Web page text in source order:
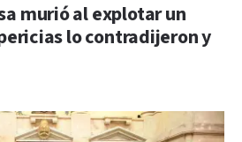
murió al explotar un
lo contradijeron y